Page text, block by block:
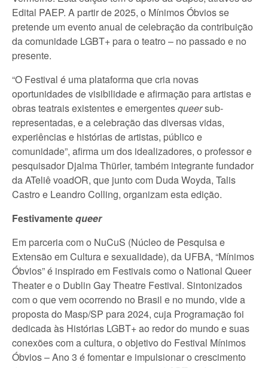
Edital PAEP. A partir de 2025, o Mínimos Óbvios se
pretende um evento anual de celebração da contribuição
da comunidade LGBT+ para o teatro – no passado e no
presente.
“O Festival é uma plataforma que cria novas
oportunidades de visibilidade e afirmação para artistas e
obras teatrais existentes e emergentesqueersub-
representadas, e a celebração das diversas vidas,
experiências e histórias de artistas, público e
comunidade”, afirma um dos idealizadores, o professor e
pesquisador Djalma Thürler, também integrante fundador
da ATeliê voadOR, que junto com Duda Woyda, Talis
Castro e Leandro Colling, organizam esta edição.
Festivamentequeer
Em parceria com o NuCuS (Núcleo de Pesquisa e
Extensão em Cultura e sexualidade), da UFBA, “Mínimos
Óbvios” é inspirado em Festivais como o National Queer
Theater e o Dublin Gay Theatre Festival. Sintonizados
com o que vem ocorrendo no Brasil e no mundo, vide a
proposta do Masp/SP para 2024, cuja Programação foi
dedicada às Histórias LGBT+ ao redor do mundo e suas
conexões com a cultura, o objetivo do Festival Mínimos
Óbvios – Ano 3 é fomentar e impulsionar o crescimento